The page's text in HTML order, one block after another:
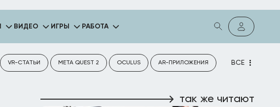
ВИДЕО ИГРЫ РАБОТА
VR-СТАТЬИ META QUEST 2 OCULUS AR-ПРИЛОЖЕНИЯ ВСЕ
так же читают